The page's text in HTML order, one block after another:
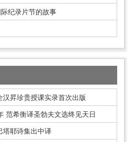
纪录片节的故事
汉昇珍贵授课实录首次出版
范希衡译圣勃夫文选终见天日
塔耶诗集出中译